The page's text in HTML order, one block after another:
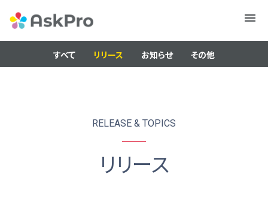
メニュ
すべて リリース お知らせ その他
RELEASE & TOPICS
リリース